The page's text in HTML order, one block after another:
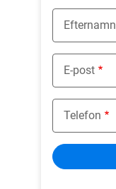
Efternamn
E-post
Telefon